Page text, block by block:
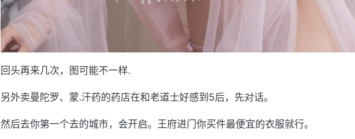
回头再来几次，图可能不一样.
另外卖曼陀罗、蒙.汗药的药店在和老道士好感到5后，先对话。
然后去你第一个去的城市，会开启。王府进门你买件最便宜的衣服就行。